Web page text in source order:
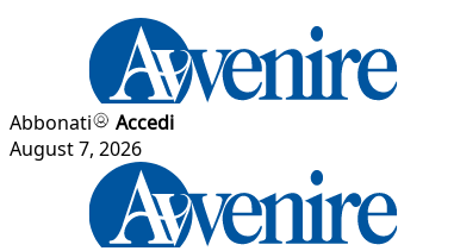
Abbonati
Accedi
August 7, 2026